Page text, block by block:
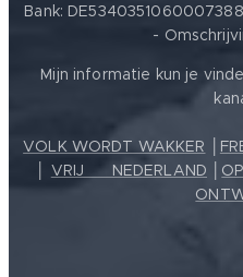
Bank:
-
Mijn informatie kun je
VOLK WORDT WAKKER
VRIJ ❤️ NEDERLAND